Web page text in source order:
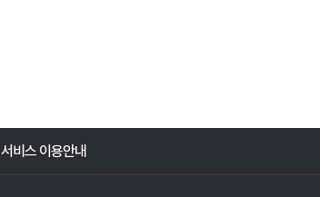
서비스 이용안내